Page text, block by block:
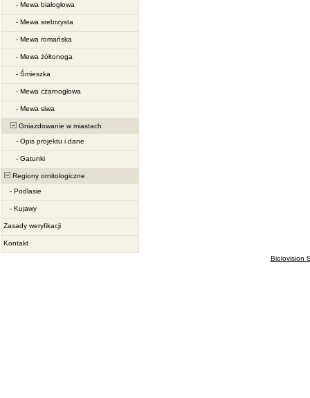
- Mewa białogłowa
- Mewa srebrzysta
- Mewa romańska
- Mewa żółtonoga
- Śmieszka
- Mewa czarnogłowa
- Mewa siwa
Gniazdowanie w miastach
- Opis projektu i dane
- Gatunki
Regiony ornitologiczne
- Podlasie
- Kujawy
Zasady weryfikacji
Kontakt
Biolovision